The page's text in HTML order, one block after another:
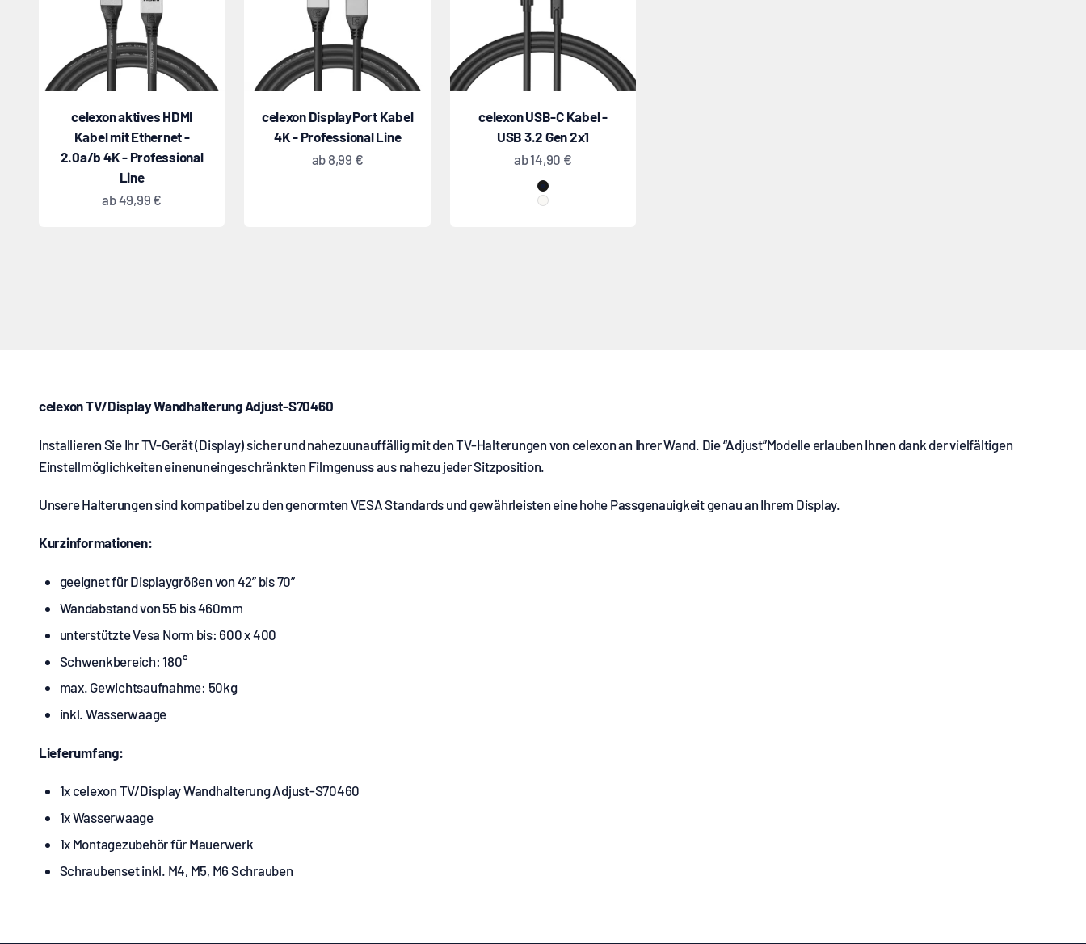
celexon aktives HDMI
Kabel mit Ethernet -
2.0a/b 4K - Professional
Line
Angebot
ab49,99 €
celexon DisplayPort Kabel
4K - Professional Line
Angebot
ab 8,99 €
celexon USB-C Kabel -
USB 3.2 Gen 2x1
Angebot
ab14,90 €
Schwarz
Weiß
celexon TV/Display Wandhalterung Adjust-S70460
Installieren Sie Ihr TV-Gerät (Display) sicher und nahezuunauffällig mit den TV-Halterungen von celexon an Ihrer Wand. Die “Adjust”Modelle erlauben Ihnen dank der vielfältigen
Einstellmöglichkeiten einenuneingeschränkten Filmgenuss aus nahezu jeder Sitzposition.
Unsere Halterungen sind kompatibel zu den genormten VESAStandards und gewährleisten eine hohe Passgenauigkeit genau an Ihrem Display.
Kurzinformationen:
geeignet für Displaygrößen von 42” bis 70”
Wandabstand von 55 bis 460mm
unterstützte Vesa Norm bis: 600 x 400
Schwenkbereich: 180°
max. Gewichtsaufnahme: 50kg
inkl. Wasserwaage
Lieferumfang:
1x celexon TV/Display Wandhalterung Adjust-S70460
1x Wasserwaage
1x Montagezubehör für Mauerwerk
Schraubenset inkl. M4, M5, M6 Schrauben